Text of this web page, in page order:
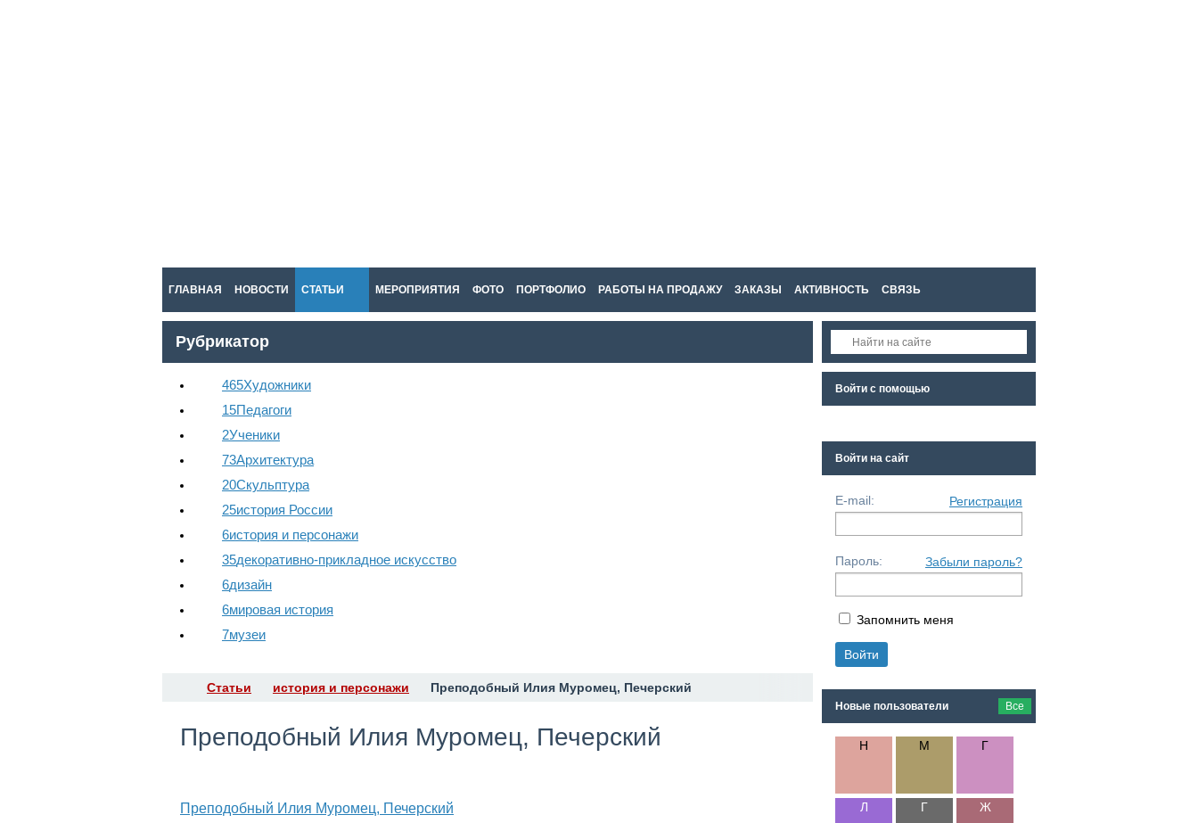
ГЛАВНАЯ НОВОСТИ СТАТЬИ МЕРОПРИЯТИЯ ФОТО ПОРТФОЛИО РАБОТЫ НА ПРОДАЖУ ЗАКАЗЫ АКТИВНОСТЬ СВЯЗЬ
Рубрикатор
465Художники
15Педагоги
2Ученики
73Архитектура
20Скульптура
25история России
6история и персонажи
35декоративно-прикладное искусство
6дизайн
6мировая история
7музеи
Статьи история и персонажи ​Преподобный Илия Муромец, Печерский
​Преподобный Илия Муромец, Печерский
Преподобный Илия Муромец, Печерский
Войти с помощью
Войти на сайт
E-mail: Регистрация
Пароль: Забыли пароль?
Запомнить меня
Новые пользователи Все